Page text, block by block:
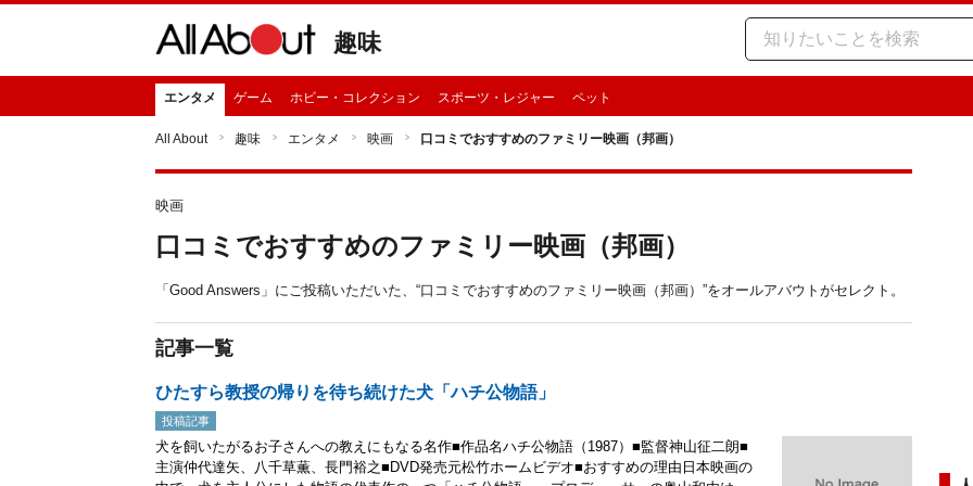
趣味
エンタメ ゲーム ホビー・コレクション スポーツ・レジャー ペット
All About 趣味 エンタメ 映画 口コミでおすすめのファミリー映画（邦画）
映画
口コミでおすすめのファミリー映画（邦画）
「Good Answers」にご投稿いただいた、“口コミでおすすめのファミリー映画（邦画）”をオールアバウトがセレクト。
記事一覧
ひたすら教授の帰りを待ち続けた犬「ハチ公物語」
投稿記事
犬を飼いたがるお子さんへの教えにもなる名作■作品名ハチ公物語（1987）■監督神山征二朗■
主演仲代達矢、八千草薫、長門裕之■DVD発売元松竹ホームビデオ■おすすめの理由日本映画の